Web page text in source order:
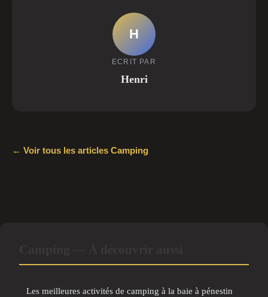
H
ECRIT PAR
Henri
← Voir tous les articles Camping
Les meilleures activités de camping à la baie à pénestin